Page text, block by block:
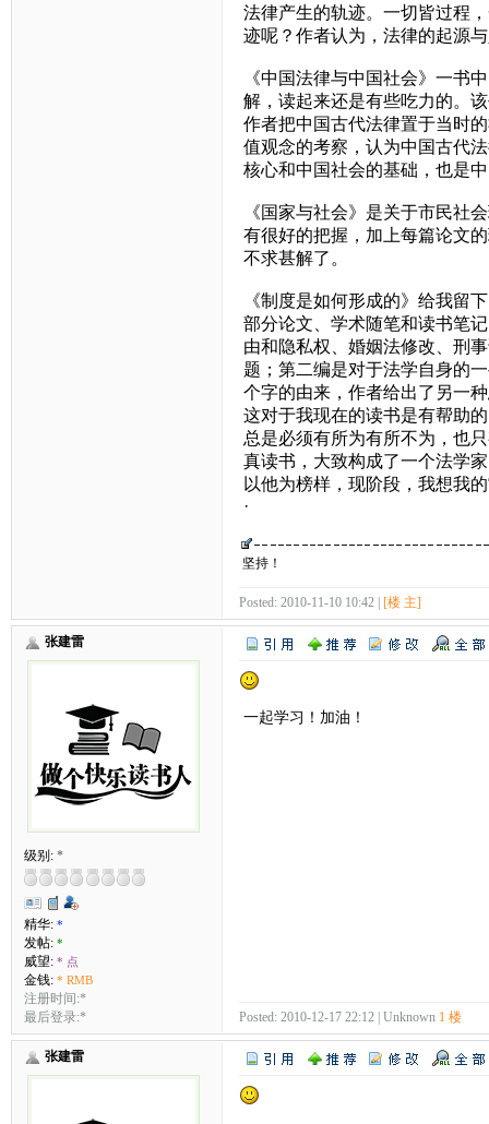
法律产生的轨迹。一切皆过程
迹呢？作者认为，法律的起源
《中国法律与中国社会》一书
解，读起来还是有些吃力的。
作者把中国古代法律置于当时
值观念的考察，认为中国古代
核心和中国社会的基础，也是
《国家与社会》是关于市民社
有很好的把握，加上每篇论文
不求甚解了。
《制度是如何形成的》给我留
部分论文、学术随笔和读书笔
由和隐私权、婚姻法修改、刑
题；第二编是对于法学自身的
个字的由来，作者给出了另一
这对于我现在的读书是有帮助
总是必须有所为有所不为，也
真读书，大致构成了一个法学
以他为榜样，现阶段，我想我
·
坚持！
Posted: 2010-11-10 10:42 | [楼 主]
张建雷
级别: *
精华: *
发帖: *
威望: * 点
金钱: * RMB
注册时间:*
最后登录:*
一起学习！加油！
Posted: 2010-12-17 22:12 | Unknown 1 楼
张建雷